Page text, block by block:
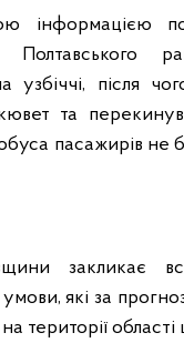
інформацією
Полтавського
узбіччі, після
та
пасажирів не
закликає
умови, які за
території області